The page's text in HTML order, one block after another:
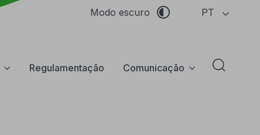
Modo escuro PT
Regulamentação Comunicação Abrir